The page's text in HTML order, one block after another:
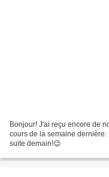
Bonjour! J'ai reçu encore de
cours de la semaine dernière.
suite demain!😉